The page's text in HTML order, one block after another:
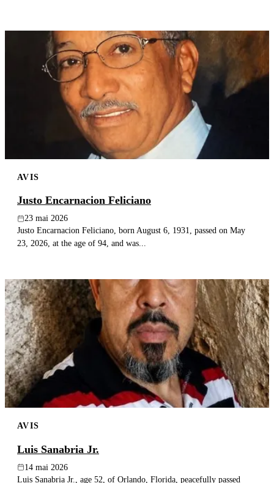
AVIS
Justo Encarnacion Feliciano
23 mai 2026
Justo Encarnacion Feliciano, born August 6, 1931, passed on May
23, 2026, at the age of 94, and was...
AVIS
Luis Sanabria Jr.
14 mai 2026
Luis Sanabria Jr., age 52, of Orlando, Florida, peacefully passed